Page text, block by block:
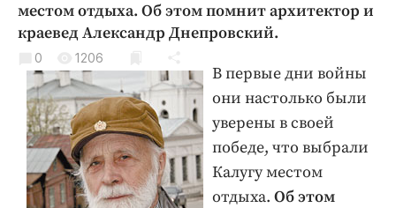
Благоустройство
Криминал
Культура
Недвижимость и ЖКХ
Образование
Общество
Погода
Праздники
местом отдыха. Об этом помнит архитектор и
краевед Александр Днепровский.
0 1206
В первые дни войны
они настолько были
уверены в своей
победе, что выбрали
Калугу местом
отдыха. Об этом